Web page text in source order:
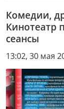
Комедии,
Кинотеатр
сеансы
13:02, 30 мая